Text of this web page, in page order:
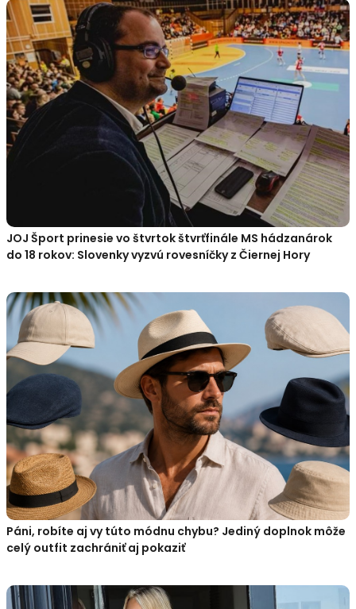
JOJ Šport prinesie vo štvrtok štvrťfinále MS hádzanárok
do 18 rokov: Slovenky vyzvú rovesníčky z Čiernej Hory
Páni, robíte aj vy túto módnu chybu? Jediný doplnok môže
celý outfit zachrániť aj pokaziť